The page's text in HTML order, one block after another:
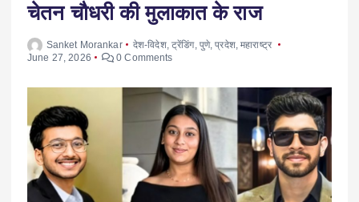
चेतन चौधरी की मुलाकात के राज
Sanket Morankar देश-विदेश, ट्रेंडिंग, पुणे,प्रदेश,महाराष्ट्र
June 27, 2026
0 Comments